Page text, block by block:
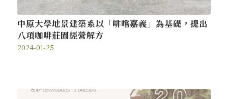
中原大學地景建築系以「啡嚐嘉義」為基礎，提出
八項咖啡莊園經營解方
2024-01-25